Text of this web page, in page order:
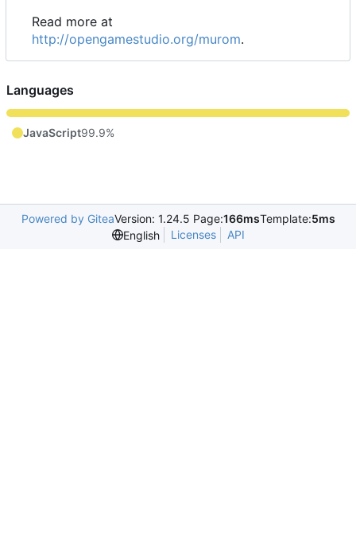
Read more at
http://opengamestudio.org/murom.
Languages
JavaScript99.9%
Powered by GiteaVersion: 1.24.5 Page:166msTemplate:5ms
English
Licenses API